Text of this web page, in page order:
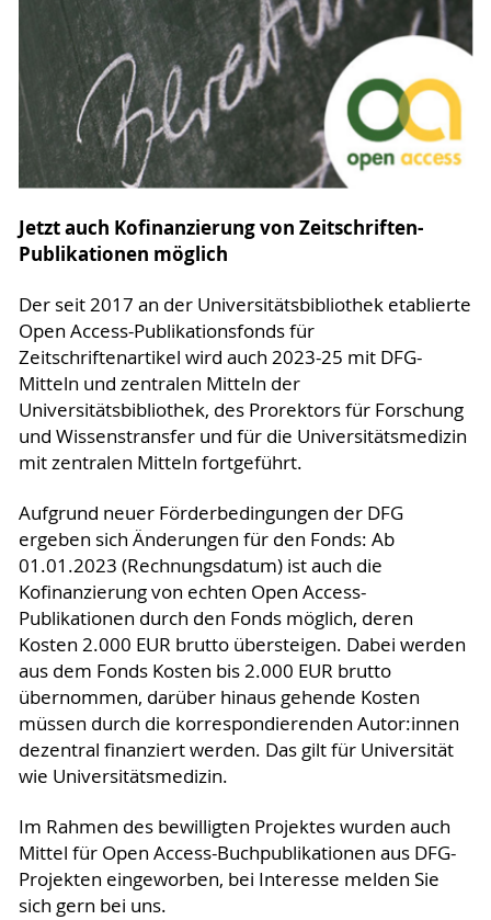
Jetzt auch Kofinanzierung von Zeitschriften-
Publikationen möglich
Der seit 2017 an der Universitätsbibliothek etablierte
Open Access-Publikationsfonds für
Zeitschriftenartikel wird auch 2023-25 mit DFG-
Mitteln und zentralen Mitteln der
Universitätsbibliothek, des Prorektors für Forschung
und Wissenstransfer und für die Universitätsmedizin
mit zentralen Mitteln fortgeführt.
Aufgrund neuer Förderbedingungen der DFG
ergeben sich Änderungen für den Fonds: Ab
01.01.2023 (Rechnungsdatum) ist auch die
Kofinanzierung von echten Open Access-
Publikationen durch den Fonds möglich, deren
Kosten 2.000 EUR brutto übersteigen. Dabei werden
aus dem Fonds Kosten bis 2.000 EUR brutto
übernommen, darüber hinaus gehende Kosten
müssen durch die korrespondierenden Autor:innen
dezentral finanziert werden. Das gilt für Universität
wie Universitätsmedizin.
Im Rahmen des bewilligten Projektes wurden auch
Mittel für Open Access-Buchpublikationen aus DFG-
Projekten eingeworben, bei Interesse melden Sie
sich gern bei uns.